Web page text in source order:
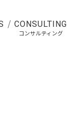
CONSULTING
コンサルティング